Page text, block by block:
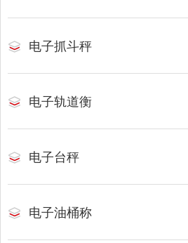
电子抓斗秤
电子轨道衡
电子台秤
电子油桶称